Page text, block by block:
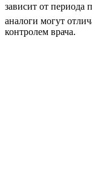
зависит от
аналоги могут
контролем врача.